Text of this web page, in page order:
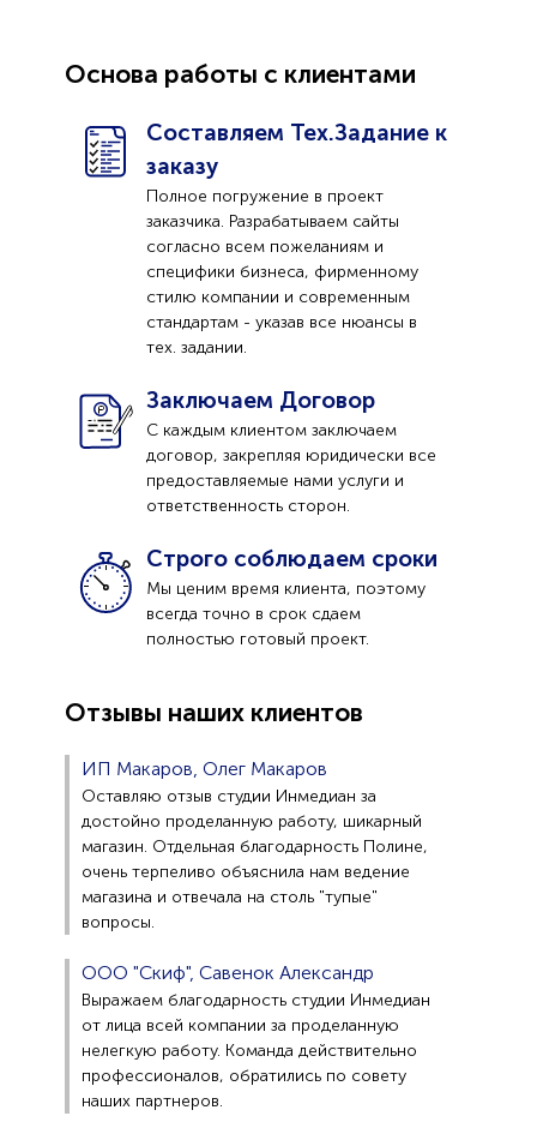
Основа работы с клиентами
Составляем Тех.Задание к
заказу
Полное погружение в проект
заказчика. Разрабатываем сайты
согласно всем пожеланиям и
специфики бизнеса, фирменному
стилю компании и современным
стандартам - указав все нюансы в
тех. задании.
Заключаем Договор
С каждым клиентом заключаем
договор, закрепляя юридически все
предоставляемые нами услуги и
ответственность сторон.
Строго соблюдаем сроки
Мы ценим время клиента, поэтому
всегда точно в срок сдаем
полностью готовый проект.
Отзывы наших клиентов
ИП Макаров, Олег Макаров
Оставляю отзыв студии Инмедиан за
достойно проделанную работу, шикарный
магазин. Отдельная благодарность Полине,
очень терпеливо объяснила нам ведение
магазина и отвечала на столь "тупые"
вопросы.
ООО "Скиф", Савенок Александр
Выражаем благодарность студии Инмедиан
от лица всей компании за проделанную
нелегкую работу. Команда действительно
профессионалов, обратились по совету
наших партнеров.